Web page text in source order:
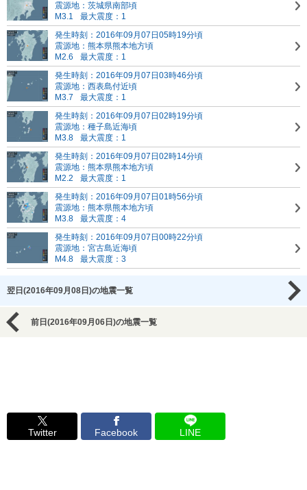
震源地：茨城県南部頃
M3.1
最大震度：1
発生時刻：2016年09月07日05時19分頃
震源地：熊本県熊本地方頃
M2.6
最大震度：1
発生時刻：2016年09月07日03時46分頃
震源地：西表島付近頃
M3.7
最大震度：1
発生時刻：2016年09月07日02時19分頃
震源地：種子島近海頃
M3.8
最大震度：1
発生時刻：2016年09月07日02時14分頃
震源地：熊本県熊本地方頃
M2.2
最大震度：1
発生時刻：2016年09月07日01時56分頃
震源地：熊本県熊本地方頃
M3.8
最大震度：4
発生時刻：2016年09月07日00時22分頃
震源地：宮古島近海頃
M4.8
最大震度：3
翌日(2016年09月08日)の地震一覧
前日(2016年09月06日)の地震一覧
Twitter Facebook LINE